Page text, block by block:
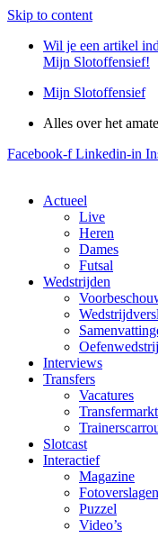
Skip to content
Wil je een artikel
Mijn Slotoffensief!
Mijn Slotoffensief
Alles over het
Facebook-f Linkedin-in
Actueel
Live
Heren
Dames
Futsal
Wedstrijden
Interviews
Transfers
Vacatures
Slotcast
Interactief
Magazine
Fotoverslagen
Puzzel
Video’s